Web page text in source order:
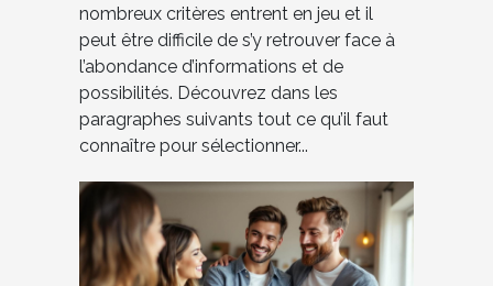
nombreux critères entrent en jeu et il
peut être difficile de s’y retrouver face à
l’abondance d’informations et de
possibilités. Découvrez dans les
paragraphes suivants tout ce qu’il faut
connaître pour sélectionner...